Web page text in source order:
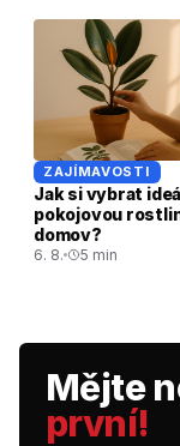
ZAJÍMAVOSTI
Jak si vybrat
pokojovou
domov?
6. 8. 5 min
Mějte
první!